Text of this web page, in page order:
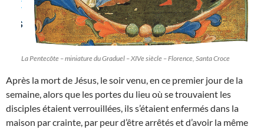
La Pentecôte – miniature du Graduel – XIVe siècle – Florence, Santa Croce
Après la mort de Jésus, le soir venu, en ce premier jour de la
semaine, alors que les portes du lieu où se trouvaient les
disciples étaient verrouillées, ils s’étaient enfermés dans la
maison par crainte, par peur d’être arrêtés et d’avoir la même